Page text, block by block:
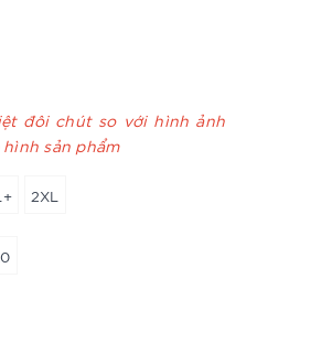
đôi chút so với hình ảnh
sản phẩm
2XL